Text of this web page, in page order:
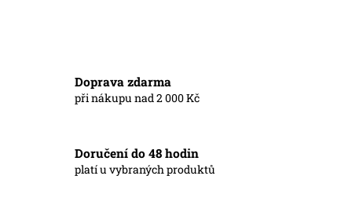
Doprava zdarma
při nákupu nad 2 000 Kč
Doručení do 48 hodin
platí u vybraných produktů